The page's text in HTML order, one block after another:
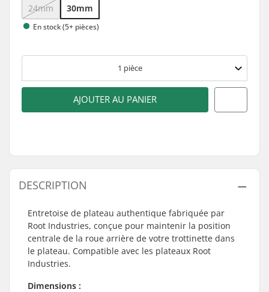
24mm 30mm
En stock (5+ pièces)
1 pièce
AJOUTER AU PANIER
DESCRIPTION
Entretoise de plateau authentique fabriquée par
Root Industries, conçue pour maintenir la position
centrale de la roue arrière de votre trottinette dans
le plateau. Compatible avec les plateaux Root
Industries.
Dimensions :